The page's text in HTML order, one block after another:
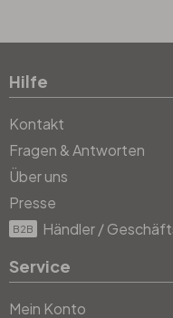
Hilfe
Kontakt
Fragen & Antworten
Über uns
Presse
B2B Händler /
Service
Mein Konto